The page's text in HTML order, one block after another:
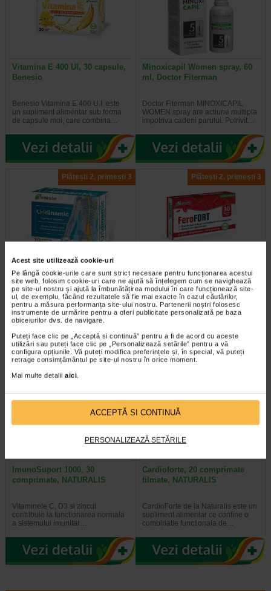
Acest site utilizează cookie-uri
Pe lângă cookie-urile care sunt strict necesare pentru funcționarea acestui
site web, folosim cookie-uri care ne ajută să înțelegem cum se navighează
pe site-ul nostru și ajută la îmbunătățirea modului în care funcționează site-
ul, de exemplu, făcând rezultatele să fie mai exacte în cazul căutărilor,
pentru a măsura performanța site-ului nostru. Partenerii noștri folosesc
instrumente de urmărire pentru a oferi publicitate personalizată pe baza
obiceiurilor dvs. de navigare.
Puteți face clic pe „Acceptă si continuă” pentru a fi de acord cu aceste
utilizări sau puteți face clic pe „Personalizează setările” pentru a vă
configura opțiunile. Vă puteți modifica preferințele și, în special, vă puteți
retrage consimțământul pe site-ul nostru în orice moment.
Mai multe detalii aici
ACCEPTĂ SI CONTINUĂ
PERSONALIZEAZĂ SETĂRILE
Vitamina E 400 UI, 30 capsule,
Benesio
Benesio Vitamina E 400 U.I. este
un supliment alimentar sub forma
de capsule moi, care combina…
Minoxicapil Women spray, 60
ml, Doctor Fiterman
Doctor Fiterman MINOXICAPIL
WOMEN spray are actiune multipla
impotriva caderii parului. Potrivit…
Plătești 2, primești 3
Uridinamic, 30 comprimate
filmate, BENESIO
Supliment alimentar cu o formula
complexa, ce combina magneziu,
acid alfa-lipoic, uridina, citidina…
Plătești 2, primești 3
Ferofort fier micronizat, 30
capsule moi, Benesio
Benesio Ferofort este un supliment
alimentar care combina fier
Plătești 2, primești 3
ImunoSuport 1000, 30
comprimate, NATURALIS
Vitaminele C, D3 si zincul
contribuie la functionarea normala
a sistemului imunitar…
Cardioforte, 20 comprimate
filmate, NATURALIS
CardioForte de la Naturalis este un
supliment alimentar ce contine o
combinatie functionala de…